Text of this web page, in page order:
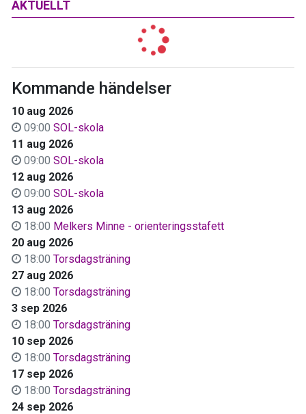
AKTUELLT
Kommande händelser
10 aug 2026
09:00 SOL-skola
11 aug 2026
09:00 SOL-skola
12 aug 2026
09:00 SOL-skola
13 aug 2026
18:00 Melkers Minne - orienteringsstafett
20 aug 2026
18:00 Torsdagsträning
27 aug 2026
18:00 Torsdagsträning
3 sep 2026
18:00 Torsdagsträning
10 sep 2026
18:00 Torsdagsträning
17 sep 2026
18:00 Torsdagsträning
24 sep 2026